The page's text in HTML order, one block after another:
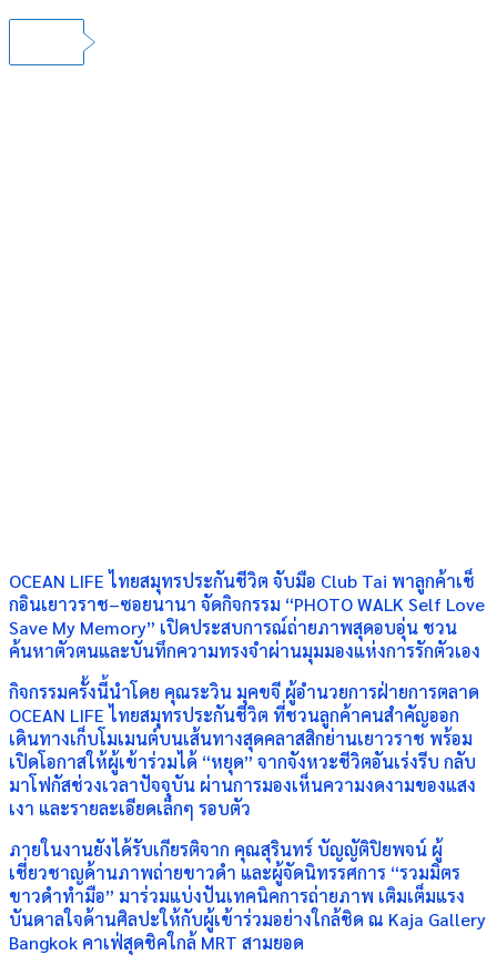
OCEAN LIFE ไทยสมุทรประกันชีวิต จับมือ Club Tai พาลูกค้าเช็
กอินเยาวราช–ซอยนานา จัดกิจกรรม “PHOTO WALK Self Love
Save My Memory” เปิดประสบการณ์ถ่ายภาพสุดอบอุ่น ชวน
ค้นหาตัวตนและบันทึกความทรงจำผ่านมุมมองแห่งการรักตัวเอง
กิจกรรมครั้งนี้นำโดย คุณระวิน มุคขจี ผู้อำนวยการฝ่ายการตลาด
OCEAN LIFE ไทยสมุทรประกันชีวิต ที่ชวนลูกค้าคนสำคัญออก
เดินทางเก็บโมเมนต์บนเส้นทางสุดคลาสสิกย่านเยาวราช พร้อม
เปิดโอกาสให้ผู้เข้าร่วมได้ “หยุด” จากจังหวะชีวิตอันเร่งรีบ กลับ
มาโฟกัสช่วงเวลาปัจจุบัน ผ่านการมองเห็นความงดงามของแสง
เงา และรายละเอียดเล็กๆ รอบตัว
ภายในงานยังได้รับเกียรติจาก คุณสุรินทร์ บัญญัติปิยพจน์ ผู้
เชี่ยวชาญด้านภาพถ่ายขาวดำ และผู้จัดนิทรรศการ “รวมมิตร
ขาวดำทำมือ” มาร่วมแบ่งปันเทคนิคการถ่ายภาพ เติมเต็มแรง
บันดาลใจด้านศิลปะให้กับผู้เข้าร่วมอย่างใกล้ชิด ณ Kaja Gallery
Bangkok คาเฟ่สุดชิคใกล้ MRT สามยอด